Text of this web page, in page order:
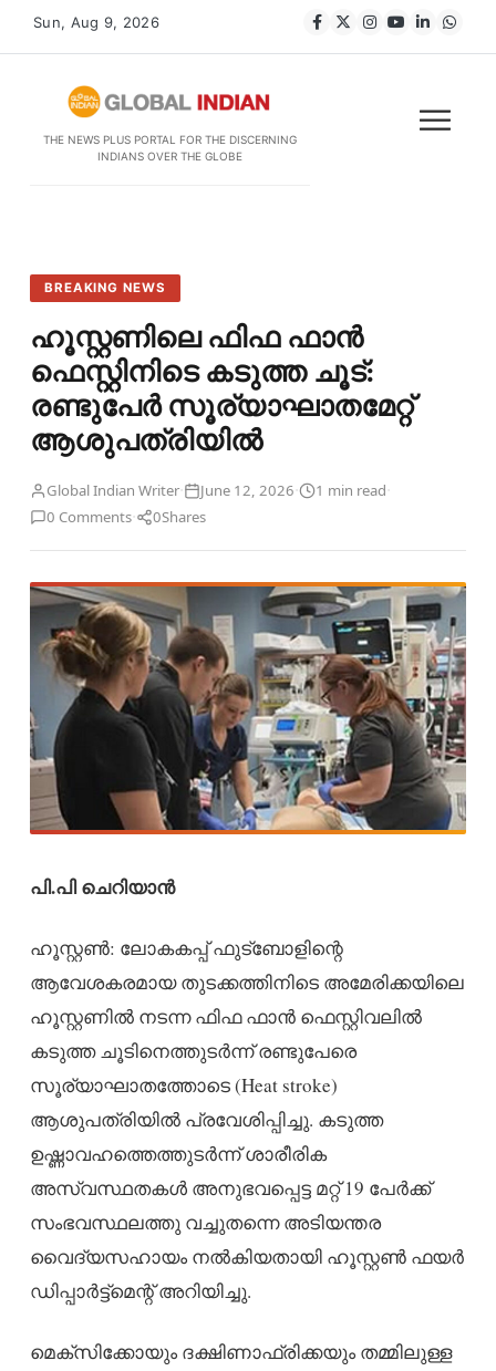
Sun, Aug 9, 2026
THE NEWS PLUS PORTAL FOR THE DISCERNING
INDIANS OVER THE GLOBE
BREAKING NEWS
ഹൂസ്റ്റണിലെ ഫിഫ ഫാൻ
ഫെസ്റ്റിനിടെ കടുത്ത ചൂട്:
രണ്ടുപേർ സൂര്യാഘാതമേറ്റ്
ആശുപത്രിയിൽ
Global Indian Writer· June 12, 2026· 1 min read·
0 Comments· 0Shares
പി.പി ചെറിയാൻ
ഹൂസ്റ്റൺ: ലോകകപ്പ് ഫുട്ബോളിന്റെ
ആവേശകരമായ തുടക്കത്തിനിടെ അമേരിക്കയിലെ
ഹൂസ്റ്റണിൽ നടന്ന ഫിഫ ഫാൻ ഫെസ്റ്റിവലിൽ
കടുത്ത ചൂടിനെത്തുടർന്ന് രണ്ടുപേരെ
സൂര്യാഘാതത്തോടെ (Heat stroke)
ആശുപത്രിയിൽ പ്രവേശിപ്പിച്ചു. കടുത്ത
ഉഷ്ണാവഹത്തെത്തുടർന്ന് ശാരീരിക
അസ്വസ്ഥതകൾ അനുഭവപ്പെട്ട മറ്റ് 19 പേർക്ക്
സംഭവസ്ഥലത്തു വച്ചുതന്നെ അടിയന്തര
വൈദ്യസഹായം നൽകിയതായി ഹൂസ്റ്റൺ ഫയർ
ഡിപ്പാർട്ട്മെന്റ് അറിയിച്ചു.
മെക്സിക്കോയും ദക്ഷിണാഫ്രിക്കയും തമ്മിലുള്ള